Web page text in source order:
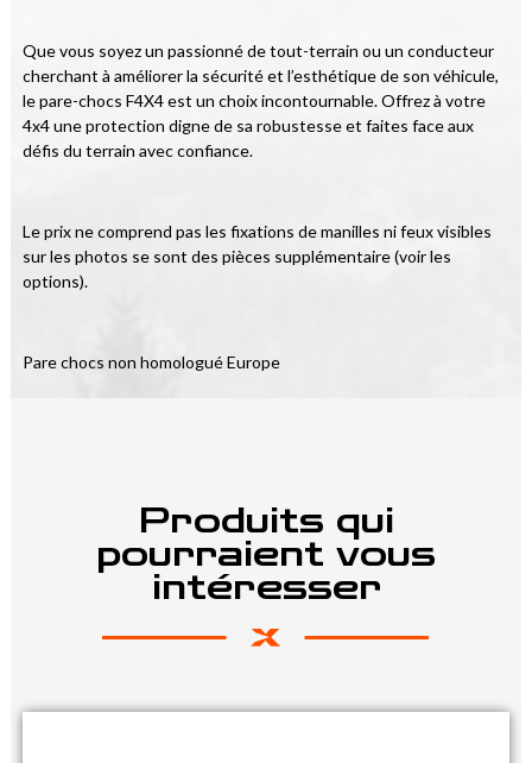
Que vous soyez un passionné de tout-terrain ou un conducteur
cherchant à améliorer la sécurité et l’esthétique de son véhicule,
le pare-chocs F4X4 est un choix incontournable. Offrez à votre
4x4 une protection digne de sa robustesse et faites face aux
défis du terrain avec confiance.
Le prix ne comprend pas les fixations de manilles ni feux visibles
sur les photos se sont des pièces supplémentaire (voir les
options).
Pare chocs non homologué Europe
Produits qui
pourraient vous
intéresser